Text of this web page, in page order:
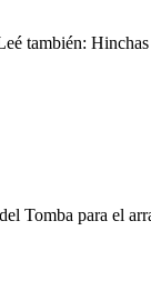
también:
Tomba para el